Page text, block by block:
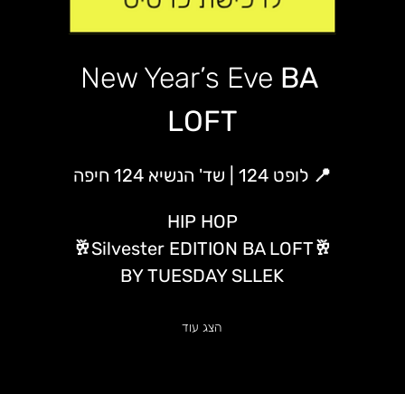
New Year’s Eve BA
LOFT
📍 לופט 124 | שד' הנשיא 124 חיפה
HIP HOP
🥂Silvester EDITION BA LOFT🥂
BY TUESDAY SLLEK
הצג עוד